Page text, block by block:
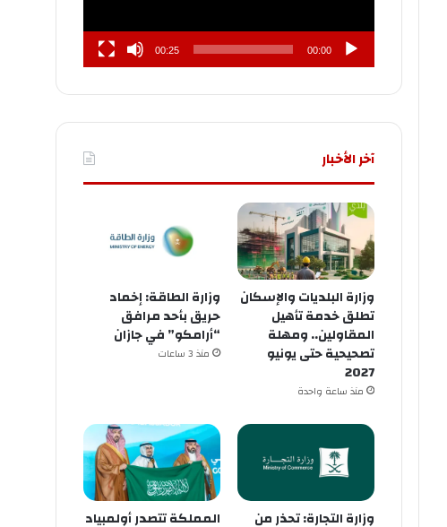
00:00
00:25
آخر الأخبار
وزارة البلديات والإسكان
تطلق خدمة تأهيل
المقاولين.. ومهلة
تصحيحية حتى يونيو
2027
منذ ساعة واحدة
وزارة الطاقة: إخماد
حريق بأحد مرافق
“أرامكو” في جازان
منذ 3 ساعات
وزارة التجارة: تحذر من
المملكة تتصدر أولمبياد